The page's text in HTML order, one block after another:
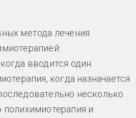
метода лечения
вводится один
когда назначается
несколько
и